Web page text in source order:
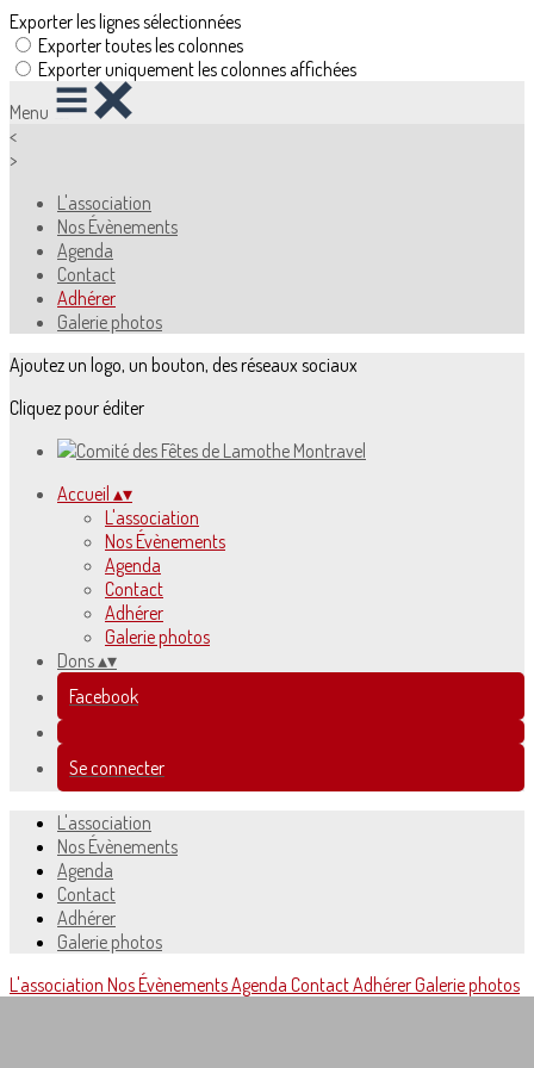
Exporter les lignes sélectionnées
Exporter toutes les colonnes
Exporter uniquement les colonnes affichées
Menu
<
>
L'association
Nos Évènements
Agenda
Contact
Adhérer
Galerie photos
Ajoutez un logo, un bouton, des réseaux sociaux
Cliquez pour éditer
Accueil ▴▾
L'association
Nos Évènements
Agenda
Contact
Adhérer
Galerie photos
Dons▴▾
Facebook
Se connecter
L'association
Nos Évènements
Agenda
Contact
Adhérer
Galerie photos
L'association Nos ÉvènementsAgenda ContactAdhérerGalerie photos